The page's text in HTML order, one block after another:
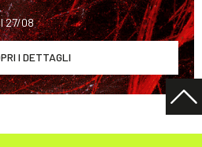
27/08
I DETTAGLI